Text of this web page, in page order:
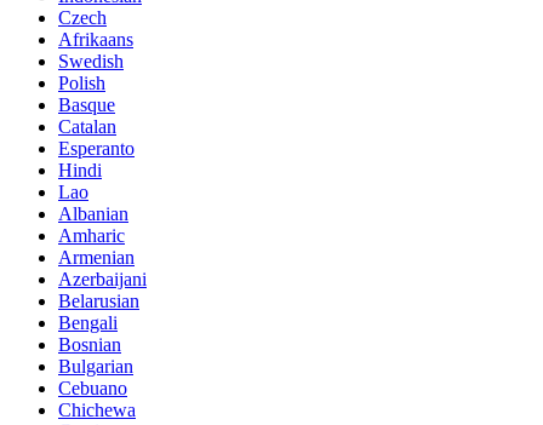
Czech
Afrikaans
Swedish
Polish
Basque
Catalan
Esperanto
Hindi
Lao
Albanian
Amharic
Armenian
Azerbaijani
Belarusian
Bengali
Bosnian
Bulgarian
Cebuano
Chichewa